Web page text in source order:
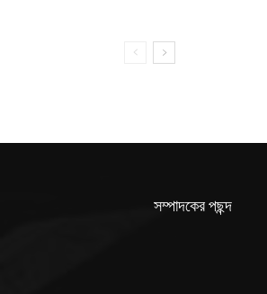
সম্পাদকের পছন্দ